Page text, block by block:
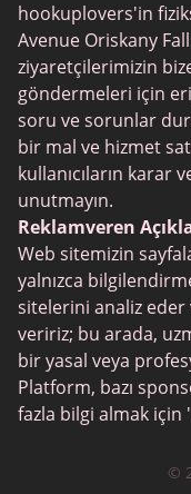
Flingster
BlackPeopleMeet
Wireclub
Feabie.com
Biggercity
Fap CEO
Shagle
Spdate
eHarmony
LGBT Flört
Flört Uygulamaları
hookuplovers'in
Avenue Oriskany
ziyaretçilerimizin
göndermeleri için
soru ve sorunlar
bir mal ve hizmet
kullanıcıların karar
unutmayın.
Reklamveren
Web sitemizin
yalnızca
sitelerini analiz eder
veririz; bu arada,
bir yasal veya
Platform, bazı
fazla bilgi almak için
©